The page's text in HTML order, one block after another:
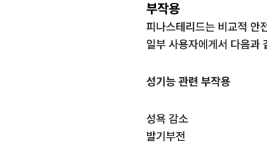
부작용
피나스테리드는 비교적 안
일부 사용자에게서 다음과
성기능 관련 부작용
성욕 감소
발기부전